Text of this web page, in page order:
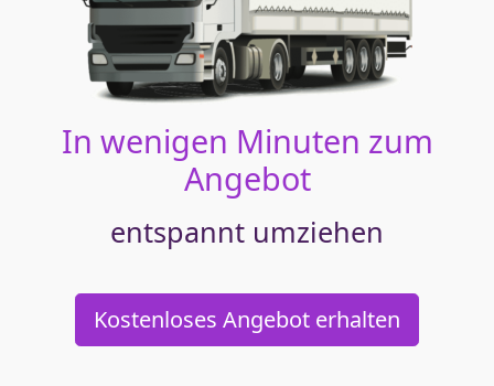
In wenigen Minuten zum
Angebot
entspannt umziehen
Kostenloses Angebot erhalten